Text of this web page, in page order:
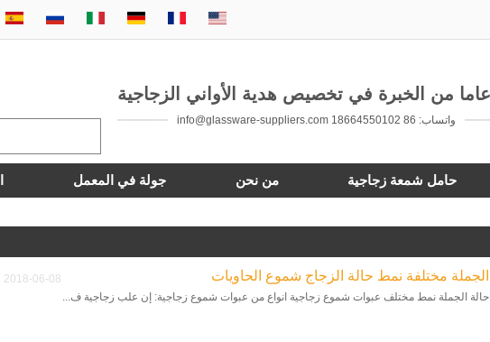
واتساب: 86 18664550102 info@glassware-suppliers.com
حامل شمعة زجاجية من نحن جولة في المعمل
الجملة مختلفة نمط حالة الزجاج شموع الحاويات
2018-06-08
حالة الجملة نمط مختلف عبوات شموع زجاجية انواع من عبوات شموع زجاجية: إن علب زجاجية ف...